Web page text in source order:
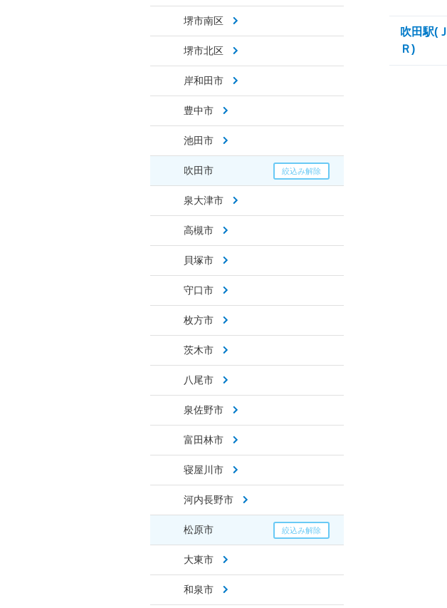
堺市南区
堺市北区
岸和田市
豊中市
池田市
吹田市
泉大津市
高槻市
貝塚市
守口市
枚方市
茨木市
八尾市
泉佐野市
富田林市
寝屋川市
河内長野市
松原市
大東市
和泉市
吹田駅(Ｊ
Ｒ)